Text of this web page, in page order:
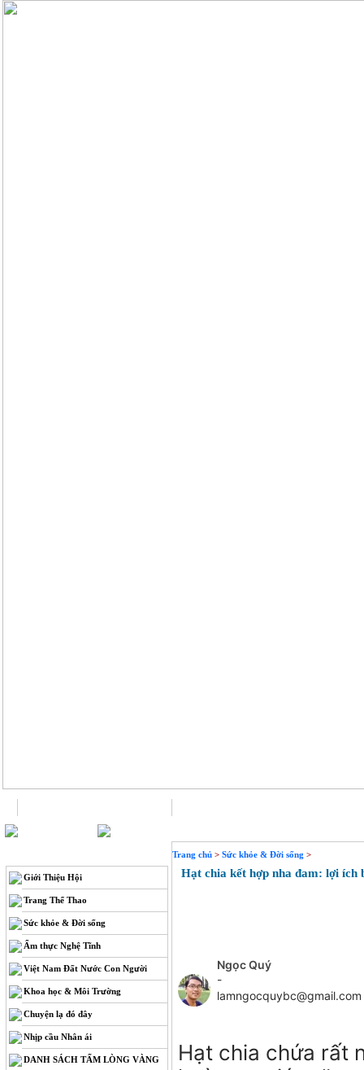
Giới Thiệu Hội
Trang Thể Thao
Sức khỏe & Đời sống
Ẩm thực Nghệ Tĩnh
Việt Nam Đất Nước Con Người
Khoa học & Môi Trường
Chuyện lạ đó đây
Nhịp cầu Nhân ái
DANH SÁCH TẤM LÒNG VÀNG
Trang chủ > Sức khỏe & Đời sống >
Hạt chia kết hợp nha đam: lợi ích
Ngọc Quý
-
lamngocquybc@gmail.com
Hạt chia chứa rất